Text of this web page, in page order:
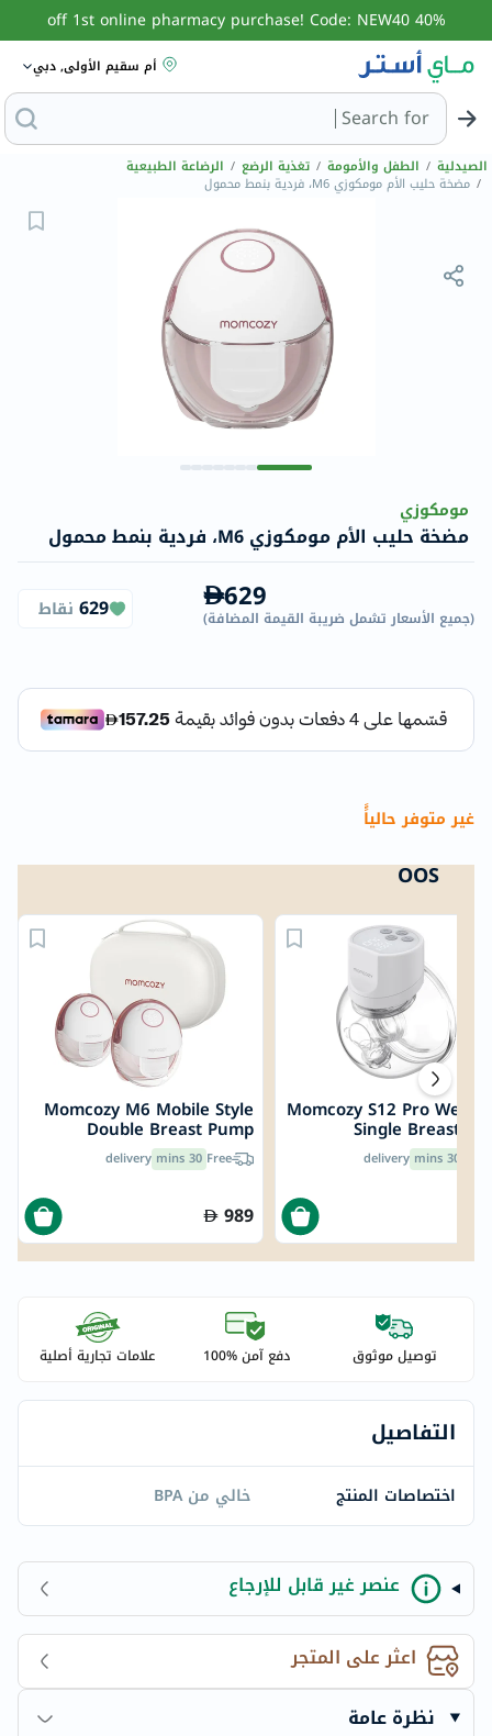
40% off 1st online pharmacy purchase! Code: NEW40
أم سقيم الأولى, دبي
Search forالبحث عن مزيل عرق
الصيدلية / الطفل والأمومة / تغذية الرضع / الرضاعة الطبيعية
/ مضخة حليب الأم مومكوزي M6، فردية بنمط محمول
مومكوزي
مضخة حليب الأم مومكوزي M6، فردية بنمط محمول
629 (جميع الأسعار تشمل ضريبة القيمة المضافة)
629 نقاط
غير متوفر حالياًً
OOS
Momcozy M6 Mobile Style
Double Breast Pump
Free
30 mins
delivery
989
Momcozy S12 Pro
Single Breast
30 mins
delivery
توصيل موثوق دفع آمن %100 علامات تجارية أصلية
التفاصيل
اختصاصات المنتج خالي من BPA
عنصر غير قابل للإرجاع
اعثر على المتجر
نظرة عامة